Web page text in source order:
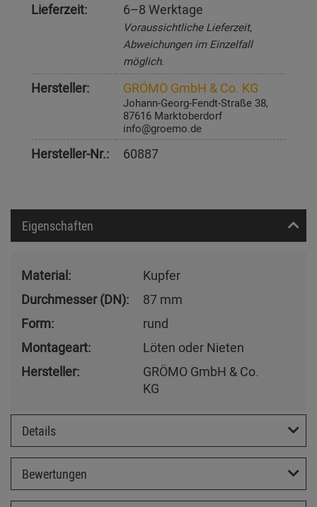
Lieferzeit:
6–8 Werktage
Voraussichtliche Lieferzeit,
Abweichungen im Einzelfall
möglich.
Hersteller: GRÖMO GmbH & Co. KG
Johann-Georg-Fendt-Straße 38,
87616 Marktoberdorf
info@groemo.de
Hersteller-Nr.: 60887
Eigenschaften
Material:
Kupfer
Durchmesser (DN):
87 mm
Form:
rund
Montageart:
Löten oder Nieten
Hersteller:
GRÖMO GmbH & Co.
KG
Details
Bewertungen